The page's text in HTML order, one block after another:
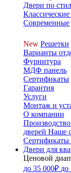
Двери по
Классические
Современные
New Решетки
Варианты
Фурнитура
МДФ панель
Сертификаты
Гарантия
Услуги
Монтаж и
О компании
Производство
дверей Наше
Сертификаты
Двери для
Ценовой
до 35 000₽ до